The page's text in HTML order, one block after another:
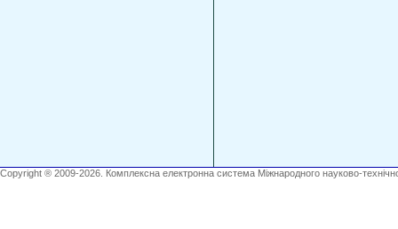
Copyright ® 2009-2026. Комплексна електронна система Міжнародного науково-